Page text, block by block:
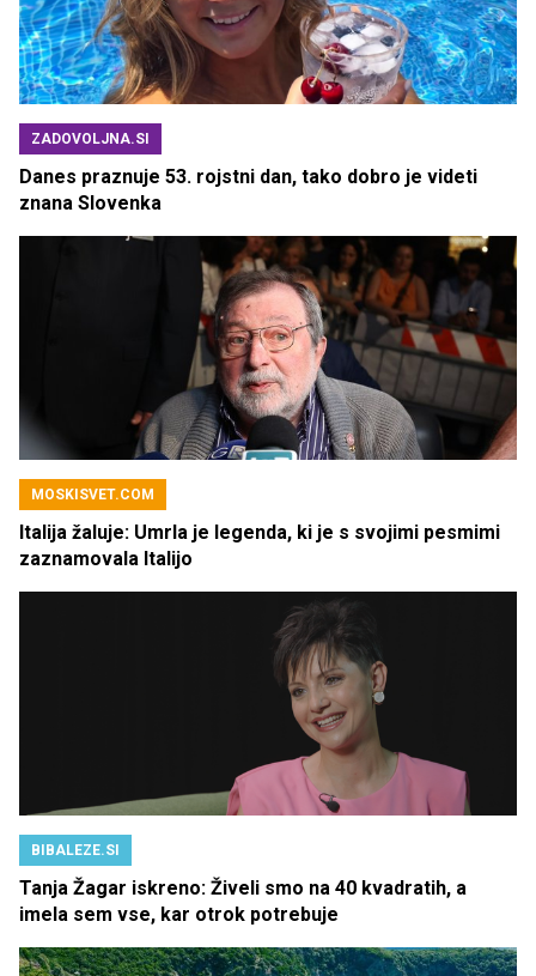
ZADOVOLJNA.SI
Danes praznuje 53. rojstni dan, tako dobro je videti
znana Slovenka
MOSKISVET.COM
Italija žaluje: Umrla je legenda, ki je s svojimi pesmimi
zaznamovala Italijo
BIBALEZE.SI
Tanja Žagar iskreno: Živeli smo na 40 kvadratih, a
imela sem vse, kar otrok potrebuje